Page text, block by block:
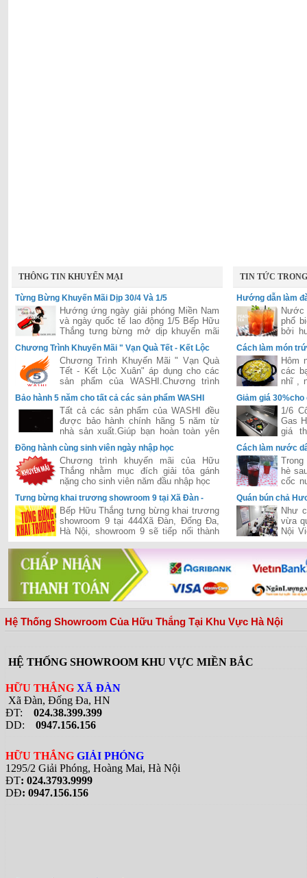
THÔNG TIN KHUYẾN MẠI
Từng Bừng Khuyến Mãi Dịp 30/4 Và 1/5
Hướng ứng ngày giải phóng Miền Nam
và ngày quốc tế lao động 1/5 Bếp Hữu
Thắng tưng bừng mở dịp khuyến mãi
lớn áp dụng cho tất các hệ thống của
Hữu Thắng trên toàn quốc
Chương Trình Khuyến Mãi " Vạn Quà Tết - Kết Lộc
Chương Trình Khuyến Mãi " Vạn Quà
Tết - Kết Lộc Xuân" áp dụng cho các
sản phẩm của WASHI.Chương trình
được đánh giá là lớn nhất năm 2015
của hãng WASHI
Bảo hành 5 năm cho tất cả các sản phẩm WASHI
Tất cả các sản phẩm của WASHI đều
được bảo hành chính hãng 5 năm từ
nhà sản xuất.Giúp bạn hoàn toàn yên
tâm trong suốt quá trình sử dụng.
Đồng hành cùng sinh viên ngày nhập học
Chương trình khuyến mãi của Hữu
Thắng nhằm mục đích giải tỏa gánh
nặng cho sinh viên năm đầu nhập học
Tưng bừng khai trương showroom 9 tại Xã Đàn -
Đống Đa - Hà NộiBếp Hữu Thắng tưng bừng khai trương
showroom 9 tại 444Xã Đàn, Đống Đa,
Hà Nội, showroom 9 sẽ tiếp nối thành
công của chuỗi siêu thị của Hữu Thắng
đã khai trương và hiện đang vận hành
hiệu quả trên cả hai miền Nam-Bắc,
đưa Hữu Thắng gần hơn với vị trí nhà
phân phối hàng đầu bếp và thiết bị bếp
tại Việt Nam
TIN TỨC
Hướng dẫn làm
phổ
bởi
hấp
Cách làm món
Hôm
các
nhĩ ,
Giảm giá
1/6
Gas
giá
tiếng
Cách làm nước
hè
cốc
thì
Quán bún chả
khi đón TổngNhư
vừa
Nội
tổng
quán
Hệ Thống Showroom Của Hữu Thắng Tại Khu Vực Hà Nội
HỆ THỐNG SHOWROOM KHU VỰC MIỀN BẮC
HỮU THẮNG XÃ ĐÀN
Xã Đàn, Đống Đa, HN
ĐT: 024.38.399.399
DD:
0947.156.156
HỮU THẮNG GIẢI PHÓNG
1295/2 Giải Phóng, Hoàng Mai, Hà Nội
ĐT: 024.3793.9999
DĐ: 0947.156.156